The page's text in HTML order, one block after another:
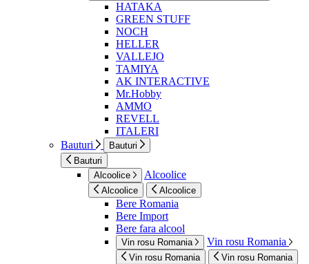
HATAKA
GREEN STUFF
NOCH
HELLER
VALLEJO
TAMIYA
AK INTERACTIVE
Mr.Hobby
AMMO
REVELL
ITALERI
Bauturi
Bauturi
Bauturi
Alcoolice
Alcoolice
Alcoolice Alcoolice
Bere Romania
Bere Import
Bere fara alcool
Vin rosu Romania Vin rosu Romania
Vin rosu Romania Vin rosu Romania